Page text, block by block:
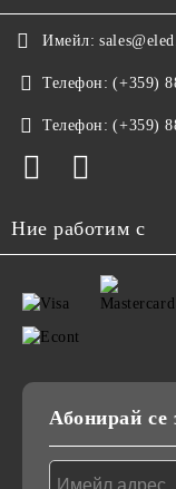
Имейл:
Телефон: (+359)
Телефон: (+359)
Ние работим с
Абонирай